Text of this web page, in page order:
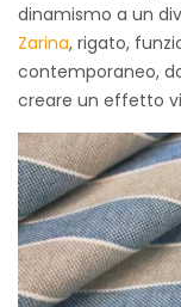
dinamismo a un
Zarina, rigato,
contemporaneo,
creare un effetto